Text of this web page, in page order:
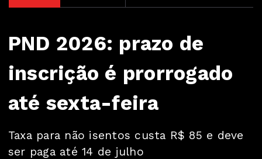
PND 2026: prazo de
inscrição é prorrogado
até sexta-feira
Taxa para não isentos custa R$ 85 e deve
ser paga até 14 de julho